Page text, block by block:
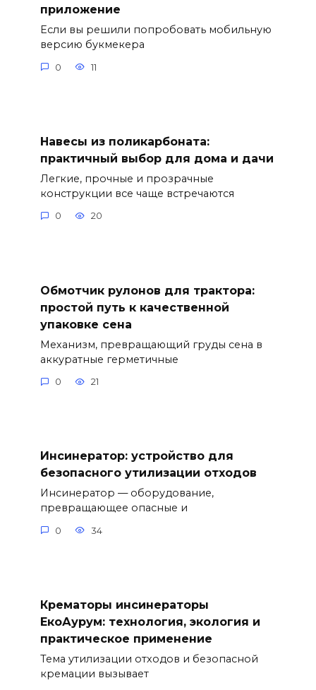
приложение
Если вы решили попробовать мобильную
версию букмекера
0 11
Навесы из поликарбоната:
практичный выбор для дома и дачи
Легкие, прочные и прозрачные
конструкции все чаще встречаются
0 20
Обмотчик рулонов для трактора:
простой путь к качественной
упаковке сена
Механизм, превращающий груды сена в
аккуратные герметичные
0 21
Инсинератор: устройство для
безопасного утилизации отходов
Инсинератор — оборудование,
превращающее опасные и
0 34
Крематоры инсинераторы
ЕкоАурум: технология, экология и
практическое применение
Тема утилизации отходов и безопасной
кремации вызывает